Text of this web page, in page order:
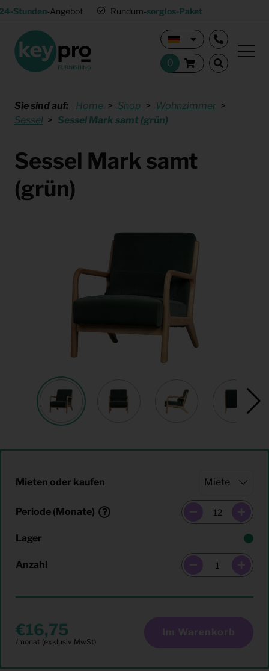
Stunden-Angebot Rundum-sorglos-Paket
Sie sind auf: Home Shop
Wohnzimmer
Sessel
Sessel Mark samt (grün)
Sessel Mark samt
(grün)
Mieten oder kaufen
Periode (Monate)
Lager
Anzahl
16,75 Im Warenkorb